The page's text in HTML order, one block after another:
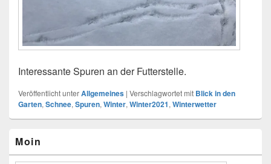
Interessante Spuren an der Futterstelle.
Veröffentlicht unterAllgemeines | Verschlagwortet mit Blick in den
Garten, Schnee, Spuren, Winter, Winter2021, Winterwetter
Seitenleisten-
Widgetbereich
Moin